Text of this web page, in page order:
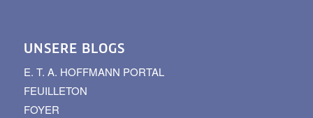
UNSERE BLOGS
E. T. A. HOFFMANN PORTAL
FEUILLETON
FOYER